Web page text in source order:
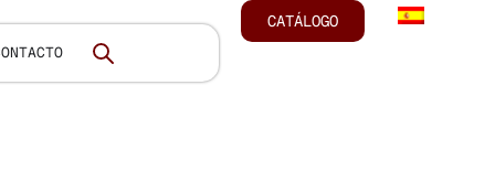
CATÁLOGO